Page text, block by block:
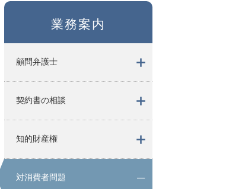
業務案内
顧問弁護士
契約書の相談
知的財産権
対消費者問題